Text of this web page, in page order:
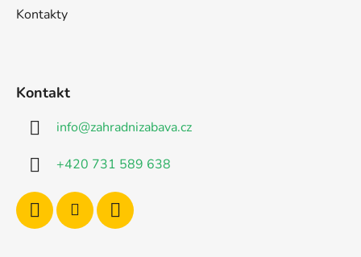
Kontakty
Kontakt
info@zahradnizabava.cz
+420 731 589 638